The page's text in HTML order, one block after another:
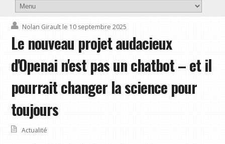
Nolan Girault le 10 septembre 2025
Le nouveau projet audacieux
d'Openai n'est pas un chatbot – et il
pourrait changer la science pour
toujours
Actualité